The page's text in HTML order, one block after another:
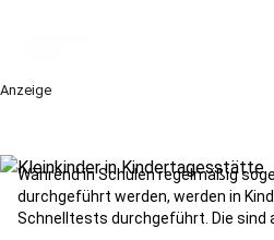
Anzeige
Während in Schulen regelmäßig
durchgeführt werden, werden in
Schnelltests durchgeführt. Die sind